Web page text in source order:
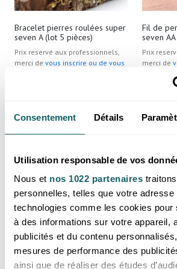
Consentement Détails
Utilisation responsable de vos
Nous et nos 1022 partenaires
personnelles, telles que votre adresse
technologies comme les cookies
à des informations sur votre appareil,
publicités et du contenu
mesures de performance des
ainsi que de réaliser des études
Bracelet pierres roulées super
seven A (lot 5 pièces)
Prix reservé aux professionnels,
merci de vous inscrire ou de vous
Fil de
seven
Prix
merci de
Fil de perles 08mm super
seven A
Fil de
seven AA